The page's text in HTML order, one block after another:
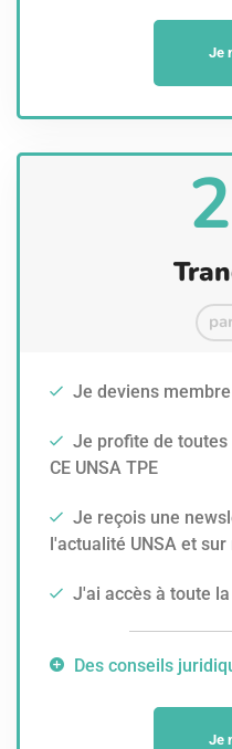
Je
Je deviens
Je profite de
CE UNSA TPE
Je reçois une
l'actualité UNSA et
J'ai accès à toute
Des conseils
Je